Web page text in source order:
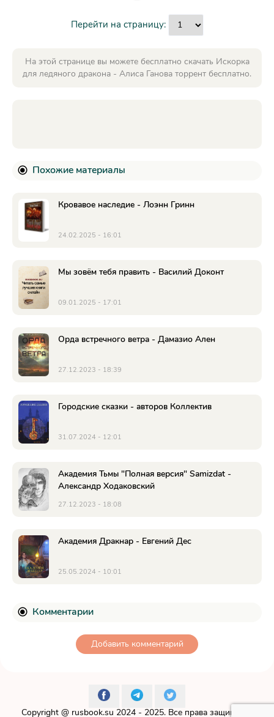
Перейти на страницу:
На этой странице вы можете бесплатно скачать Искорка
для ледяного дракона - Алиса Ганова торрент бесплатно.
Похожие материалы
Кровавое наследие - Лоэнн Гринн
24.02.2025 - 16:01
Мы зовём тебя править - Василий Доконт
09.01.2025 - 17:01
Орда встречного ветра - Дамазио Ален
27.12.2023 - 18:39
Городские сказки - авторов Коллектив
31.07.2024 - 12:01
Академия Тьмы "Полная версия" Samizdat -
Александр Ходаковский
27.12.2023 - 18:08
Академия Дракнар - Евгений Дес
25.05.2024 - 10:01
Комментарии
Добавить комментарий
Copyright @ rusbook.su 2024 - 2025. Все права защищены.